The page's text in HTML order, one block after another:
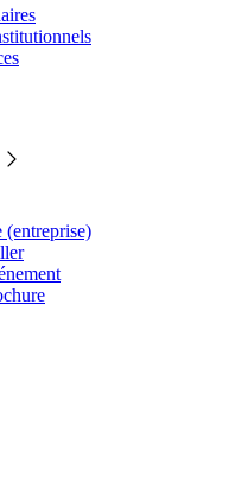
(entreprise)